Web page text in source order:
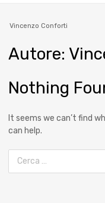
Vincenzo Conforti
Autore:
Nothing
It seems we can’t find
can help.